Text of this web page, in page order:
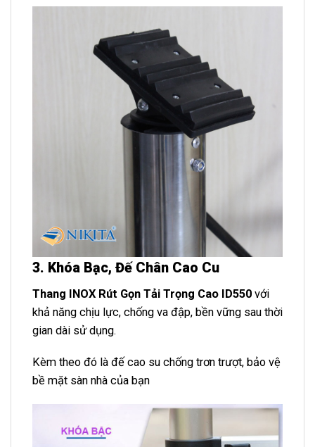
3. Khóa Bạc, Đế Chân Cao Cu
Thang INOX Rút Gọn Tải Trọng Cao ID550 với
khả năng chịu lực, chống va đập, bền vững sau thời
gian dài sử dụng.
Kèm theo đó là đế cao su chống trơn trượt, bảo vệ
bề mặt sàn nhà của bạn